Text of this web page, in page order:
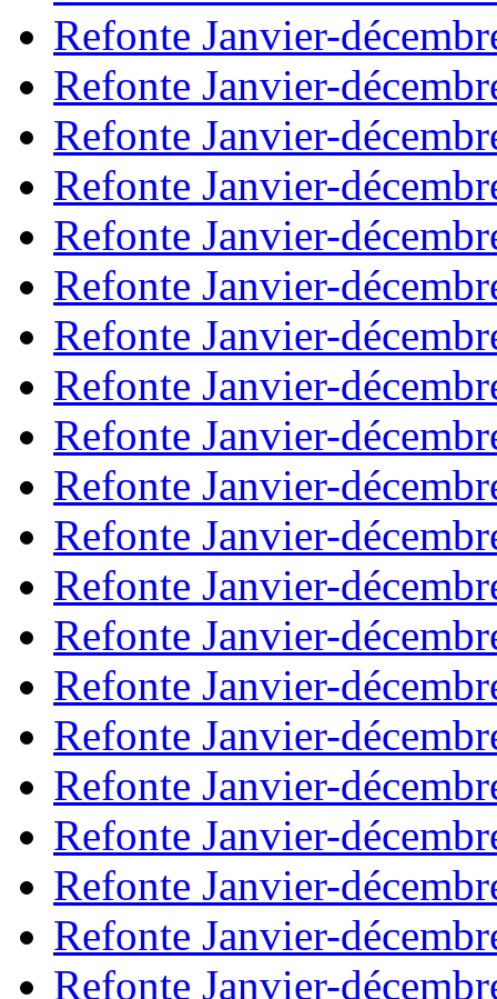
Refonte Janvier-
Refonte Janvier-
Refonte Janvier-
Refonte Janvier-
Refonte Janvier-
Refonte Janvier-
Refonte Janvier-
Refonte Janvier-
Refonte Janvier-
Refonte Janvier-
Refonte Janvier-
Refonte Janvier-
Refonte Janvier-
Refonte Janvier-
Refonte Janvier-
Refonte Janvier-
Refonte Janvier-
Refonte Janvier-
Refonte Janvier-
Refonte Janvier-